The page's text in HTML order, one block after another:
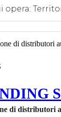
opera:
di distributori